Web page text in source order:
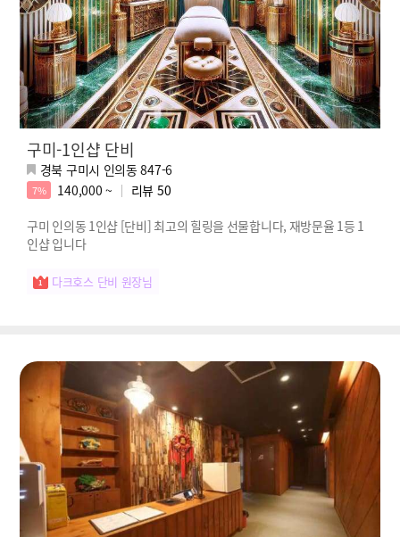
구미-1인샵 단비
경북 구미시 인의동 847-6
7% 140,000 ~ 리뷰 50
구미 인의동 1인샵 [단비] 최고의 힐링을 선물합니다, 재방문율 1등 1
인샵 입니다
다크호스 단비 원장님